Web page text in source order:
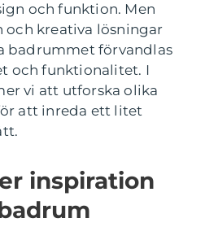
och funktion. Men
kreativa lösningar
badrummet förvandlas
och funktionalitet. I
vi att utforska olika
att inreda ett litet
inspiration